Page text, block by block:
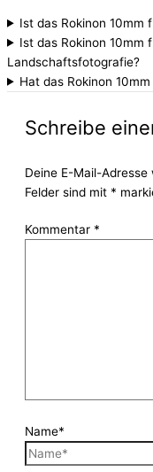
Ist das Rokinon 10mm
Ist das Rokinon 10mm
Landschaftsfotografie?
Hat das Rokinon
Schreibe
Deine E-Mail-
Felder sind mit *
Kommentar *
Name*